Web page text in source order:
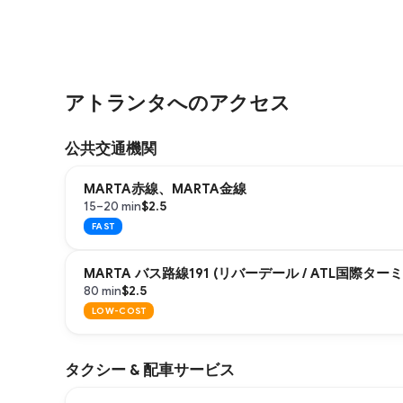
アトランタへのアクセス
公共交通機関
MARTA赤線、MARTA金線
15–20 min$2.5
FAST
MARTA バス路線191 (リバーデール / ATL国際ター
80 min$2.5
LOW-COST
タクシー & 配車サービス